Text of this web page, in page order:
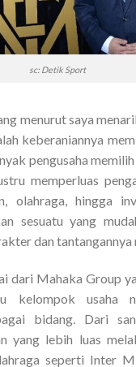
sc: Detik Sport
menurut saya
keberaniannya
pengusaha
memperluas
olahraga, hingga
sesuatu yang
dan tantangannya
dari Mahaka Group
kelompok usaha
bidang. Dari
yang lebih luas
seperti Inter